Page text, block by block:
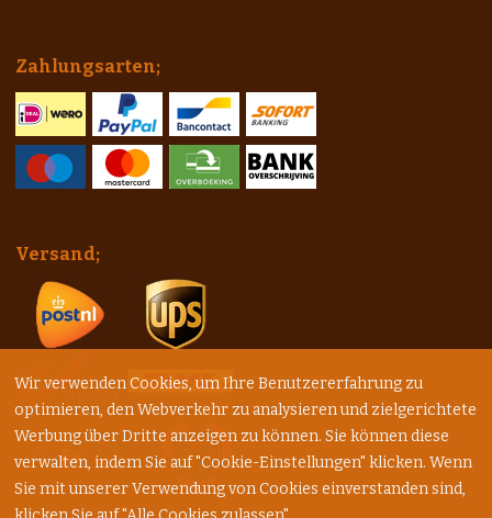
Zahlungsarten;
Versand;
Wir verwenden Cookies, um Ihre Benutzererfahrung zu
optimieren, den Webverkehr zu analysieren und zielgerichtete
Werbung über Dritte anzeigen zu können. Sie können diese
verwalten, indem Sie auf "Cookie-Einstellungen" klicken. Wenn
Sie mit unserer Verwendung von Cookies einverstanden sind,